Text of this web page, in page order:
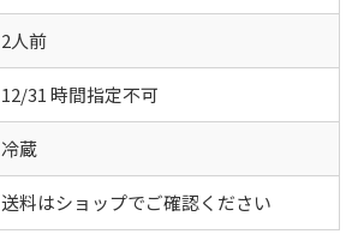
2人前
12/31 時間指定不可
冷蔵
送料はショップでご確認ください